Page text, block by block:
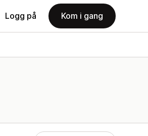
Logg på Kom i gang